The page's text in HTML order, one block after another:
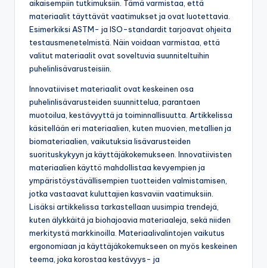
Testauksen tuloksia verrataan standardeihin ja
aikaisempiin tutkimuksiin. Tämä varmistaa, että
materiaalit täyttävät vaatimukset ja ovat luotettavia.
Esimerkiksi ASTM- ja ISO-standardit tarjoavat ohjeita
testausmenetelmistä. Näin voidaan varmistaa, että
valitut materiaalit ovat soveltuvia suunniteltuihin
Innovatiiviset materiaalit ovat keskeinen osa
puhelinlisävarusteiden suunnittelua, parantaen
muotoilua, kestävyyttä ja toiminnallisuutta. Artikkelissa
käsitellään eri materiaalien, kuten muovien, metallien ja
biomateriaalien, vaikutuksia lisävarusteiden
suorituskykyyn ja käyttäjäkokemukseen. Innovatiivisten
materiaalien käyttö mahdollistaa kevyempien ja
ympäristöystävällisempien tuotteiden valmistamisen,
jotka vastaavat kuluttajien kasvaviin vaatimuksiin.
Lisäksi artikkelissa tarkastellaan uusimpia trendejä,
kuten älykkäitä ja biohajoavia materiaaleja, sekä niiden
merkitystä markkinoilla. Materiaalivalintojen vaikutus
ergonomiaan ja käyttäjäkokemukseen on myös keskeinen